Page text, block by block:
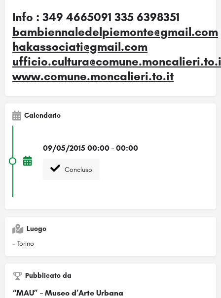
Info : 349 4665091 335 6398351
bambiennaledelpiemonte@gmail.com
hakassociati@gmail.com
www.comune.moncalieri.to.it
Calendario
09/05/2015 00:00 - 00:00
Concluso
Luogo
- Torino
Pubblicato da
“MAU” – Museo d’Arte Urbana